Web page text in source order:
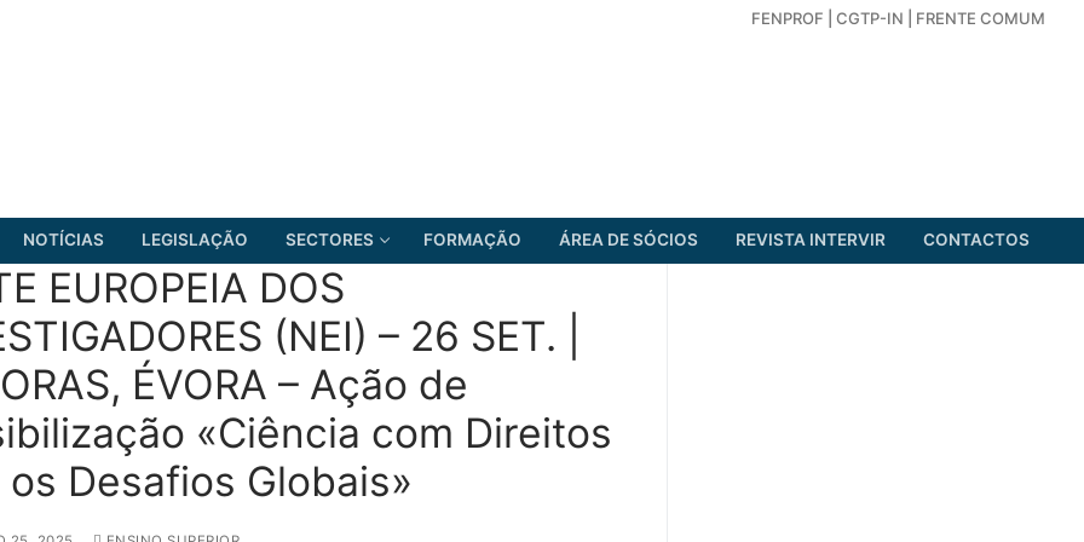
FENPROF CGTP-IN FRENTE COMUM
NOTÍCIAS LEGISLAÇÃO SECTORES FORMAÇÃO ÁREA DE SÓCIOS REVISTA INTERVIR CONTACTOS
FRENTE COMUM
EUROPEIA DOS
(NEI) – 26 SET. |
ÉVORA – Ação de
«Ciência com Direitos
os Desafios Globais»